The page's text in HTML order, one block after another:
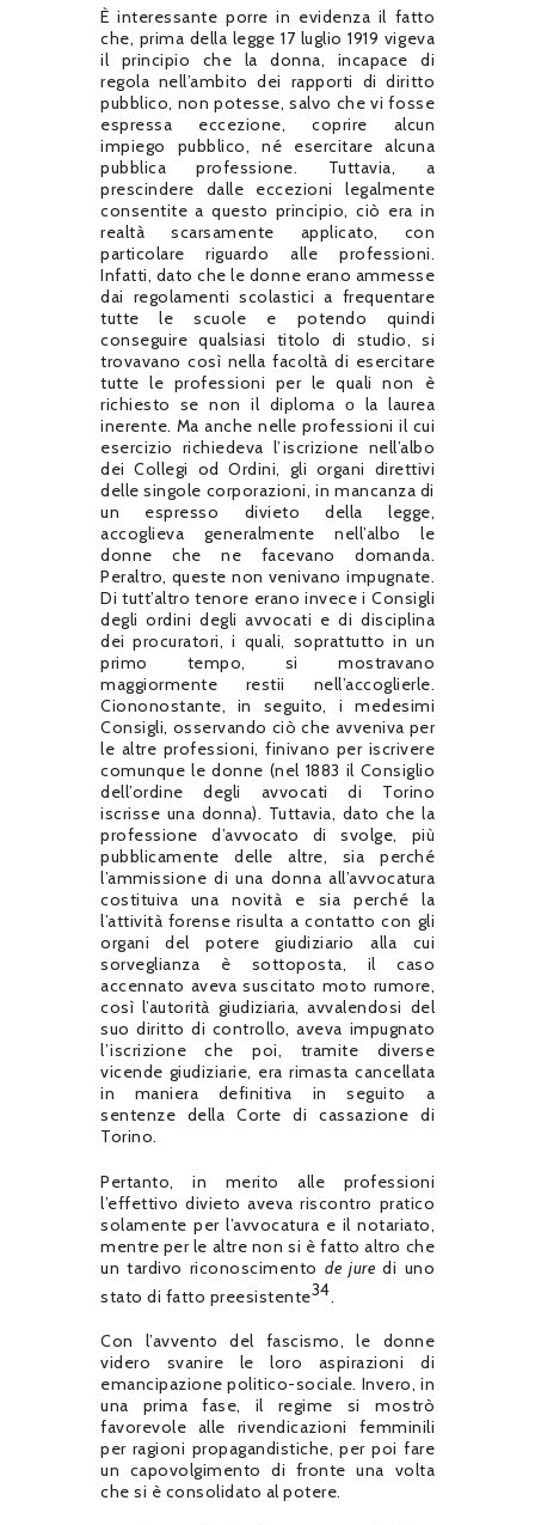
È interessante porre in evidenza il fatto
che, prima della legge 17 luglio 1919 vigeva
il principio che la donna, incapace di
regola nell’ambito dei rapporti di diritto
pubblico, non potesse, salvo che vi fosse
espressa eccezione, coprire alcun
impiego pubblico, né esercitare alcuna
pubblica professione. Tuttavia, a
prescindere dalle eccezioni legalmente
consentite a questo principio, ciò era in
realtà scarsamente applicato, con
particolare riguardo alle professioni.
Infatti, dato che le donne erano ammesse
dai regolamenti scolastici a frequentare
tutte le scuole e potendo quindi
conseguire qualsiasi titolo di studio, si
trovavano così nella facoltà di esercitare
tutte le professioni per le quali non è
richiesto se non il diploma о la laurea
inerente. Ma anche nelle professioni il cui
esercizio richiedeva l’iscrizione nell’albo
dei Collegi od Ordini, gli organi direttivi
delle singole corporazioni, in mancanza di
un espresso divieto della legge,
accoglieva generalmente nell’albo le
donne che ne facevano domanda.
Peraltro, queste non venivano impugnate.
Di tutt’altro tenore erano invece i Consigli
degli ordini degli avvocati e di disciplina
dei procuratori, i quali, soprattutto in un
primo tempo, si mostravano
maggiormente restii nell’accoglierle.
Ciononostante, in seguito, i medesimi
Consigli, osservando ciò che avveniva per
le altre professioni, finivano per iscrivere
comunque le donne (nel 1883 il Consiglio
dell’ordine degli avvocati di Torino
iscrisse una donna). Tuttavia, dato che la
professione d’avvocato di svolge, più
pubblicamente delle altre, sia perché
l’ammissione di una donna all’avvocatura
costituiva una novità e sia perché la
l’attività forense risulta a contatto con gli
organi del potere giudiziario alla cui
sorveglianza è sottoposta, il caso
accennato aveva suscitato moto rumore,
così l’autorità giudiziaria, avvalendosi del
suo diritto di controllo, aveva impugnato
l’iscrizione che poi, tramite diverse
vicende giudiziarie, era rimasta cancellata
in maniera definitiva in seguito a
sentenze della Corte di cassazione di
Torino.
Pertanto, in merito alle professioni
l’effettivo divieto aveva riscontro pratico
solamente per l’avvocatura e il notariato,
mentre per le altre non si è fatto altro che
un tardivo riconoscimento de juredi uno
stato di fatto preesistente34.
Con l’avvento del fascismo, le donne
videro svanire le loro aspirazioni di
emancipazione politico-sociale. Invero, in
una prima fase, il regime si mostrò
favorevole alle rivendicazioni femminili
per ragioni propagandistiche, per poi fare
un capovolgimento di fronte una volta
che si è consolidato al potere.